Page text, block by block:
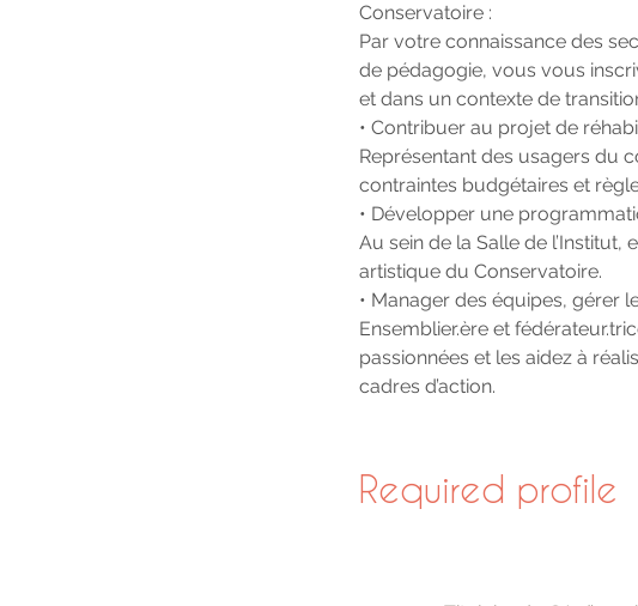
Conservatoire :
Par votre connaissance des
de pédagogie, vous vous
et dans un contexte de
• Contribuer au projet de
Représentant des usagers du
contraintes budgétaires et
• Développer une
Au sein de la Salle de
artistique du Conservatoire.
• Manager des équipes, gérer
Ensemblier.ère et
passionnées et les aidez à
cadres d’action.
Required profile